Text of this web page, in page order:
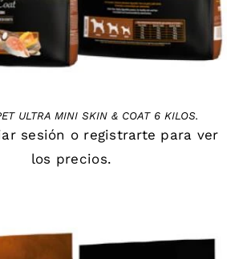
ULTRA MINI SKIN & COAT 6 KILOS.
sesión o registrarte para ver
los precios.